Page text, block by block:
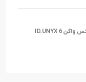
شرایط فروش ویژه فولکس واگن ID.UNYX 6